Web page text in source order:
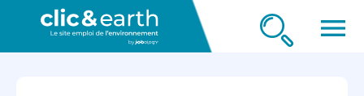
menu